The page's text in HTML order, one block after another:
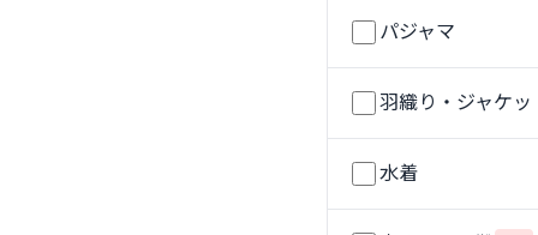
パジャマ
羽織り・ジャケッ
水着